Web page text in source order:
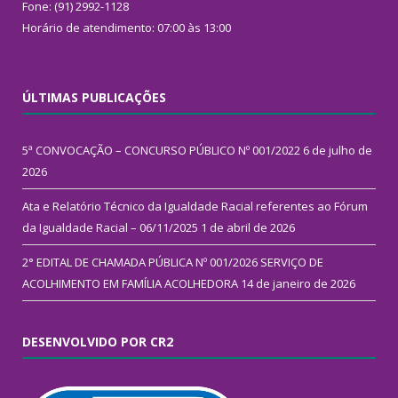
Fone: (91) 2992-1128
Horário de atendimento: 07:00 às 13:00
ÚLTIMAS PUBLICAÇÕES
5ª CONVOCAÇÃO – CONCURSO PÚBLICO Nº 001/2022 6 de julho de
2026
Ata e Relatório Técnico da Igualdade Racial referentes ao Fórum
da Igualdade Racial – 06/11/2025 1 de abril de 2026
2° EDITAL DE CHAMADA PÚBLICA Nº 001/2026 SERVIÇO DE
ACOLHIMENTO EM FAMÍLIA ACOLHEDORA 14 de janeiro de 2026
DESENVOLVIDO POR CR2